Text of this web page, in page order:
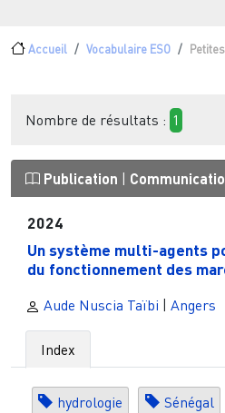
Fil d'Ariane
Accueil Vocabulaire ESO
Nombre de résultats : 1
Publication
2024
Un système multi-agents
du fonctionnement des
Aude Nuscia Taïbi | Angers
Index
hydrologie Sénégal